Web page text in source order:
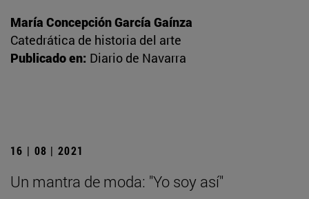
María Concepción García Gaínza
Catedrática de historia del arte
Publicado en: Diario de Navarra
16 | 08 | 2021
Un mantra de moda: "Yo soy así"